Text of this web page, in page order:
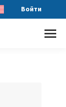
Войти